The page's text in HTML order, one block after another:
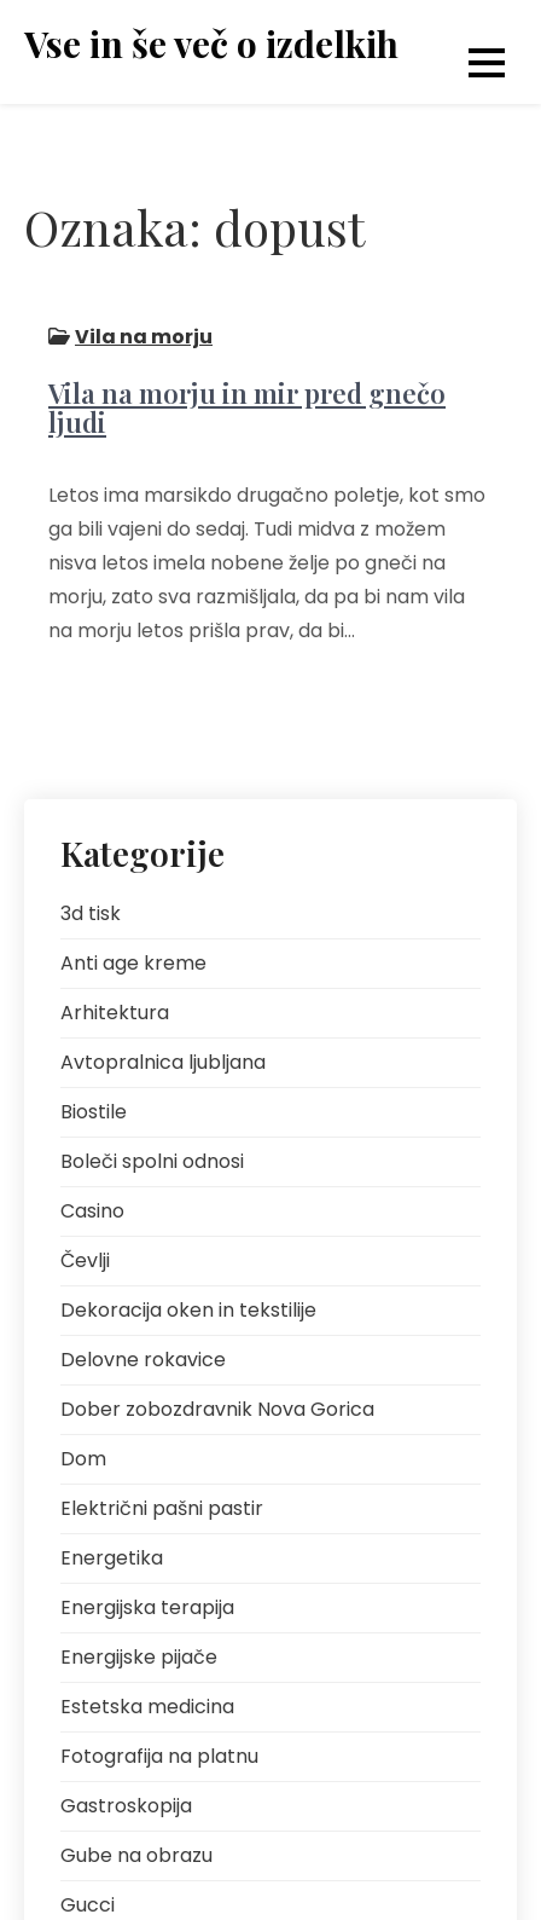
Vse in še več o izdelkih
Oznaka: dopust
Vila na morju
Vila na morju in mir pred gnečo
ljudi
Letos ima marsikdo drugačno poletje, kot smo
ga bili vajeni do sedaj. Tudi midva z možem
nisva letos imela nobene želje po gneči na
morju, zato sva razmišljala, da pa bi nam vila
na morju letos prišla prav, da bi…
Kategorije
3d tisk
Anti age kreme
Arhitektura
Avtopralnica ljubljana
Biostile
Boleči spolni odnosi
Casino
Čevlji
Dekoracija oken in tekstilije
Delovne rokavice
Dober zobozdravnik Nova Gorica
Dom
Električni pašni pastir
Energetika
Energijska terapija
Energijske pijače
Estetska medicina
Fotografija na platnu
Gastroskopija
Gube na obrazu
Gucci